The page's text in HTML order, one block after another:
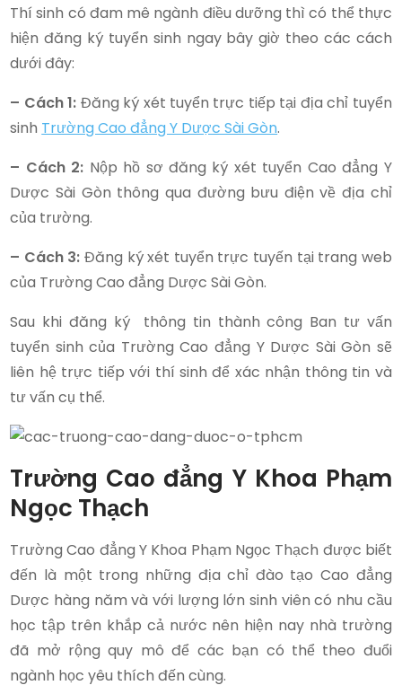
Thí sinh có đam mê ngành điều dưỡng thì có thể thực
hiện đăng ký tuyển sinh ngay bây giờ theo các cách
dưới đây:
– Cách 1: Đăng ký xét tuyển trực tiếp tại địa chỉ tuyển
sinh Trường Cao đẳng Y Dược Sài Gòn.
– Cách 2: Nộp hồ sơ đăng ký xét tuyển Cao đẳng Y
Dược Sài Gòn thông qua đường bưu điện về địa chỉ
của trường.
– Cách 3: Đăng ký xét tuyển trực tuyến tại trang web
của Trường Cao đẳng Dược Sài Gòn.
Sau khi đăng ký thông tin thành công Ban tư vấn
tuyển sinh của Trường Cao đẳng Y Dược Sài Gòn sẽ
liên hệ trực tiếp với thí sinh để xác nhận thông tin và
tư vấn cụ thể.
Trường Cao đẳng Y Khoa Phạm
Ngọc Thạch
Trường Cao đẳng Y Khoa Phạm Ngọc Thạch được biết
đến là một trong những địa chỉ đào tạo Cao đẳng
Dược hàng năm và với lượng lớn sinh viên có nhu cầu
học tập trên khắp cả nước nên hiện nay nhà trường
đã mở rộng quy mô để các bạn có thể theo đuổi
ngành học yêu thích đến cùng.